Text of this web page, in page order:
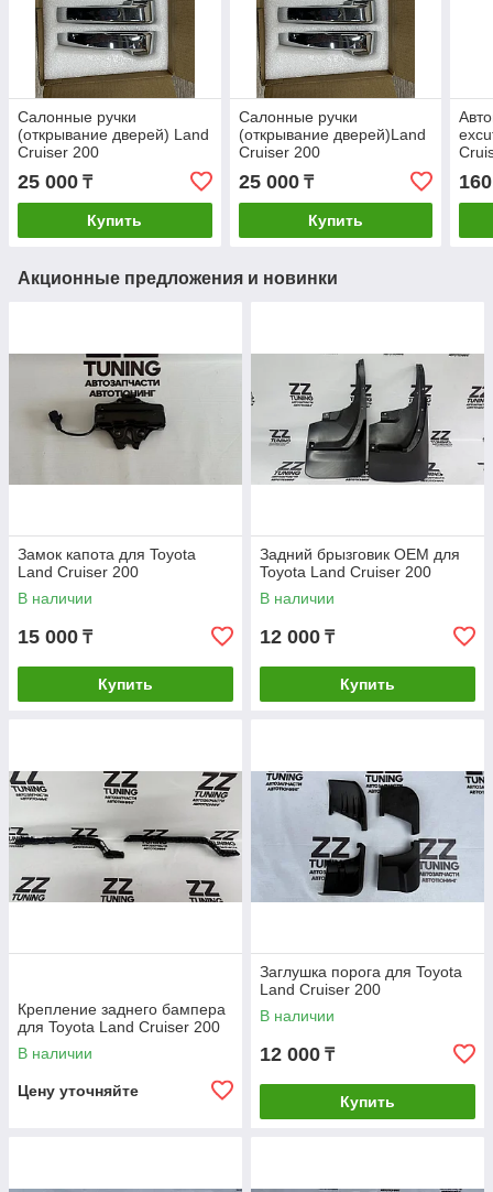
Салонные ручки
(открывание дверей) Land
Cruiser 200
25 000 ₸
Купить
Салонные ручки
(открывание дверей)Land
Cruiser 200
25 000₸
Купить
Акционные предложения и новинки
Замок капота для Toyota
Land Cruiser 200
В наличии
15 000 ₸
Купить
Задний брызговик OEM для
Toyota Land Cruiser 200
В наличии
12 000 ₸
Купить
Крепление заднего бампера
для Toyota Land Cruiser 200
В наличии
Цену уточняйте
Заглушка порога для Toyota
Land Cruiser 200
В наличии
12 000 ₸
Купить